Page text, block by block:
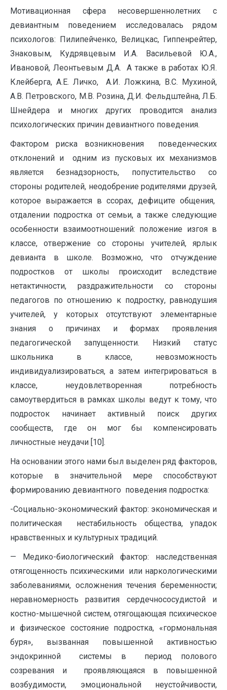
Мотивационная сфера несовершеннолетних с
девиантным поведением исследовалась рядом
психологов: Пилипейченко, Велицкас, Гиппенрейтер,
Знаковым, Кудрявцевым И.А. Васильевой Ю.А.,
Ивановой, Леонтьевым Д.А. А также в работах Ю.Я.
Клейберга, А.Е. Личко, А.И. Ложкина, В.С. Мухиной,
А.В. Петровского, М.В. Розина, Д.И. Фельдштейна, Л.Б.
Шнейдера и многих других проводится анализ
психологических причин девиантного поведения.
Фактором риска возникновения поведенческих
отклонений и одним из пусковых их механизмов
является безнадзорность, попустительство со
стороны родителей, неодобрение родителями друзей,
которое выражается в ссорах, дефиците общения,
отдалении подростка от семьи, а также следующие
особенности взаимоотношений: положение изгоя в
классе, отвержение со стороны учителей, ярлык
девианта в школе. Возможно, что отчуждение
подростков от школы происходит вследствие
нетактичности, раздражительности со стороны
педагогов по отношению к подростку, равнодушия
учителей, у которых отсутствуют элементарные
знания о причинах и формах проявления
педагогической запущенности. Низкий статус
школьника в классе, невозможность
индивидуализироваться, а затем интегрироваться в
классе, неудовлетворенная потребность
самоутвердиться в рамках школы ведут к тому, что
подросток начинает активный поиск других
сообществ, где он мог бы компенсировать
личностные неудачи [10].
На основании этого нами был выделен ряд факторов,
которые в значительной мере способствуют
формированию девиантного поведения подростка:
-Социально-экономический фактор: экономическая и
политическая нестабильность общества, упадок
нравственных и культурных традиций.
— Медико-биологический фактор: наследственная
отягощенность психическими или наркологическими
заболеваниями, осложнения течения беременности;
неравномерность развития сердечнососудистой и
костно-мышечной систем, отягощающая психическое
и физическое состояние подростка, «гормональная
буря», вызванная повышенной активностью
эндокринной системы в период полового
созревания и проявляющаяся в повышенной
возбудимости, эмоциональной неустойчивости,